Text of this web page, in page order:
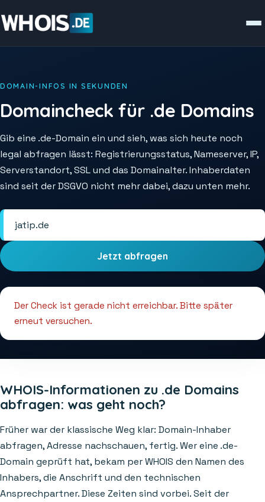
DOMAIN-INFOS IN SEKUNDEN
Domaincheck für .de Domains
Gib eine .de-Domain ein und sieh, was sich heute noch
legal abfragen lässt: Registrierungsstatus, Nameserver, IP,
Serverstandort, SSL und das Domainalter. Inhaberdaten
sind seit der DSGVO nicht mehr dabei, dazu unten mehr.
Jetzt abfragen
Der Check ist gerade nicht erreichbar. Bitte später
erneut versuchen.
WHOIS-Informationen zu .de Domains
abfragen: was geht noch?
Früher war der klassische Weg klar: Domain-Inhaber
abfragen, Adresse nachschauen, fertig. Wer eine .de-
Domain geprüft hat, bekam per WHOIS den Namen des
Inhabers, die Anschrift und den technischen
Ansprechpartner. Diese Zeiten sind vorbei. Seit der